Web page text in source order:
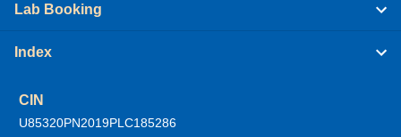
Lab Booking
Index
CIN
U85320PN2019PLC185286